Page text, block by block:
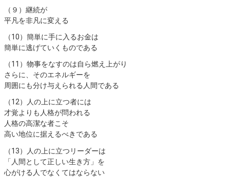
（９）ㅤ継続が
平凡を非凡に変えるㅤㅤㅤ
（10）ㅤ簡単に手に入るお金は
簡単に逃げていくものであるㅤ ㅤㅤ
（11）ㅤ物事をなすのは自ら燃え上がり
さらに、そのエネルギーを
周囲にも分け与えられる人間であるㅤ ㅤㅤ
（12）ㅤ人の上に立つ者には
才覚よりも人格が問われる
人格の高潔な者こそ
高い地位に据えるべきであるㅤ ㅤㅤ
（13）ㅤ人の上に立つリーダーは
「人間として正しい生き方」を
心がける人でなくてはならないㅤ ㅤㅤ